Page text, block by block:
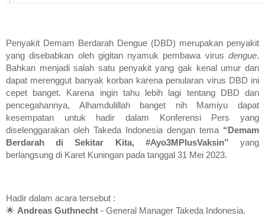
Penyakit Demam Berdarah Dengue (DBD) merupakan penyakit
yang disebabkan oleh gigitan nyamuk pembawa virus dengue.
Bahkan menjadi salah satu penyakit yang gak kenal umur dan
dapat merenggut banyak korban karena penularan virus DBD ini
cepet banget. Karena ingin tahu lebih lagi tentang DBD dan
pencegahannya, Alhamdulillah banget nih Mamiyu dapat
kesempatan untuk hadir dalam Konferensi Pers yang
diselenggarakan oleh Takeda Indonesia dengan tema “Demam
Berdarah di Sekitar Kita, #Ayo3MPlusVaksin” yang
berlangsung di Karet Kuningan pada tanggal 31 Mei 2023.
Hadir dalam acara tersebut :
🌟 Andreas Guthnecht - General Manager Takeda Indonesia.